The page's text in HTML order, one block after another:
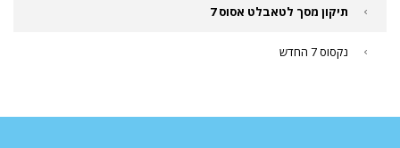
תיקון מסך לטאבלט אסוס 7
נקסוס 7 החדש